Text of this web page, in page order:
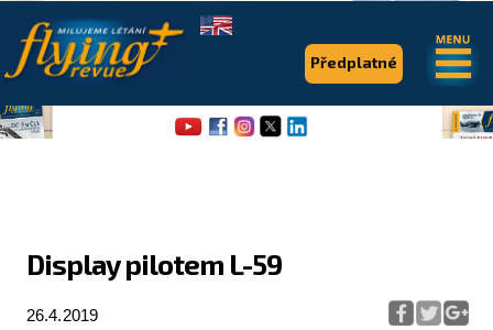
Display pilotem L-59
26.4.2019
Předplatné
.